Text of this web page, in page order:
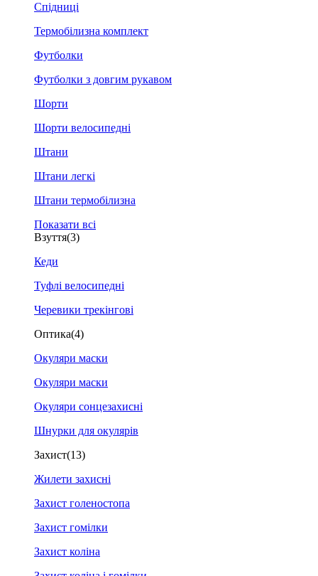
Спідниці
Термобілизна комплект
Футболки
Футболки з довгим рукавом
Шорти
Шорти велосипедні
Штани
Штани легкі
Штани термобілизна
Показати всі
Взуття(3)
Кеди
Туфлі велосипедні
Черевики трекінгові
Оптика(4)
Окуляри маски
Окуляри маски
Окуляри сонцезахисні
Шнурки для окулярів
Захист(13)
Жилети захисні
Захист голеностопа
Захист гомілки
Захист коліна